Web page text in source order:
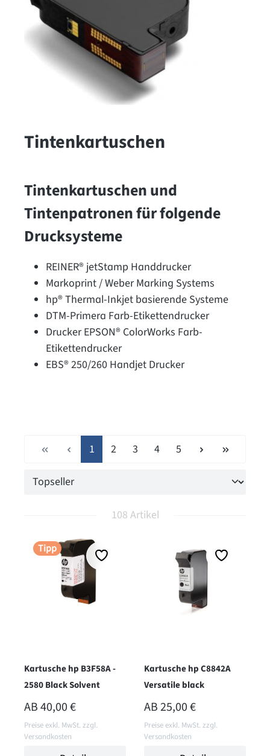
Tintenkartuschen
Tintenkartuschen und
Tintenpatronen für folgende
Drucksysteme
REINER® jetStamp Handdrucker
Markoprint / Weber Marking Systems
hp® Thermal-Inkjet basierende Systeme
DTM-Primera Farb-Etikettendrucker
Drucker EPSON® ColorWorks Farb-
Etikettendrucker
EBS® 250/260 Handjet Drucker
Seite
1 Seite
2 Seite
3 Seite
4 Seite
5
108 Artikel
Tipp
Kartusche hp B3F58A -
2580 Black Solvent
REGULÄRER PREIS:
AB40,00 €
Preise exkl. MwSt. zzgl.
Versandkosten
Kartusche hp C8842A
Versatile black
REGULÄRER PREIS:
AB25,00 €
Preise exkl. MwSt. zzgl.
Versandkosten